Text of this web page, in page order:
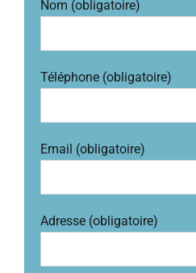
Nom (obligatoire)
Téléphone (obligatoire)
Email (obligatoire)
Adresse (obligatoire)